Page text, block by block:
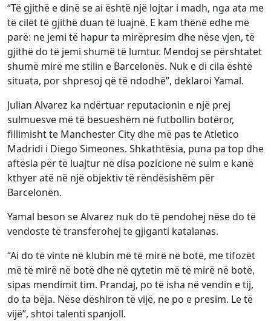
“Të gjithë e dinë se ai është një lojtar i madh, nga ata me
të cilët të gjithë duan të luajnë. E kam thënë edhe më
parë: ne jemi të hapur ta mirëpresim dhe nëse vjen, të
gjithë do të jemi shumë të lumtur. Mendoj se përshtatet
shumë mirë me stilin e Barcelonës. Nuk e di cila është
situata, por shpresoj që të ndodhë”, deklaroi Yamal.
Julian Alvarez ka ndërtuar reputacionin e një prej
sulmuesve më të besueshëm në futbollin botëror,
fillimisht te Manchester City dhe më pas te Atletico
Madridi i Diego Simeones. Shkathtësia, puna pa top dhe
aftësia për të luajtur në disa pozicione në sulm e kanë
kthyer atë në një objektiv të rëndësishëm për
Barcelonën.
Yamal beson se Alvarez nuk do të pendohej nëse do të
vendoste të transferohej te gjiganti katalanas.
“Ai do të vinte në klubin më të mirë në botë, me tifozët
më të mirë në botë dhe në qytetin më të mirë në botë,
sipas mendimit tim. Prandaj, po të isha në vendin e tij,
do ta bëja. Nëse dëshiron të vijë, ne po e presim. Le të
vijë”, shtoi talenti spanjoll.